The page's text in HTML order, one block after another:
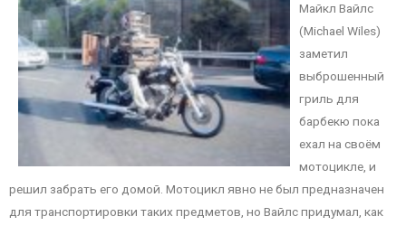
Майкл Вайлс
(Michael Wiles)
заметил
выброшенный
гриль для
барбекю пока
ехал на своём
мотоцикле, и
решил забрать его домой. Мотоцикл явно не был предназначен
для транспортировки таких предметов, но Вайлс придумал, как